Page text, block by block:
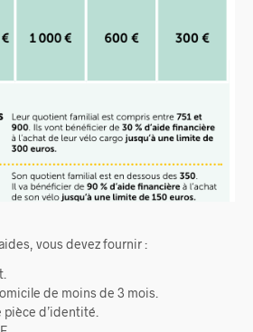
vous devez fournir :
de moins de 3 mois.
d’identité.